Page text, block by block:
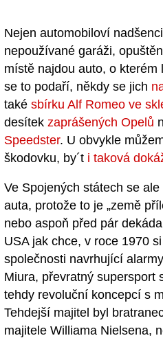
Nejen automobiloví
nepoužívané garáži,
místě najdou auto, o
se to podaří, někdy se jich
také sbírku Alf Romeo ve
desítek zaprášených Opelů
Speedster. U obvykle
škodovku, by´t i taková
Ve Spojených státech se
auta, protože to je „země
nebo aspoň před pár
USA jak chce, v roce 1970
společnosti navrhující
Miura, převratný supersport
tehdy revoluční koncepcí s
Tehdejší majitel byl
majitele Williama Nielsena,